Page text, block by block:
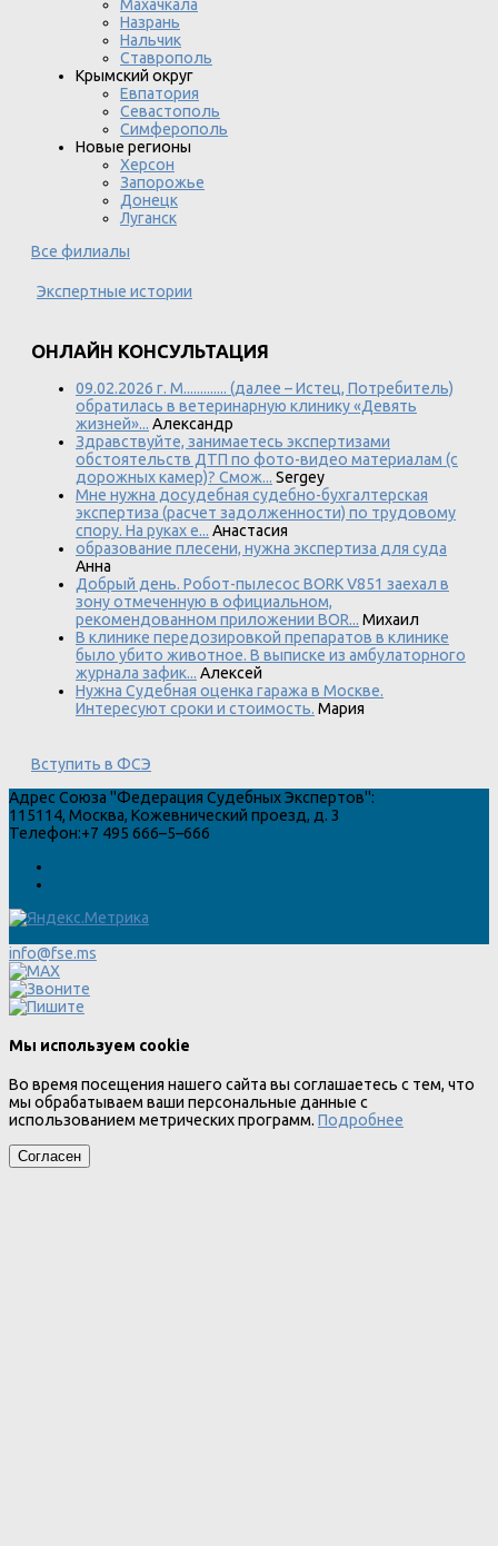
Махачкала
Назрань
Нальчик
Ставрополь
Крымский округ
Евпатория
Севастополь
Симферополь
Новые регионы
Херсон
Запорожье
Донецк
Луганск
Все филиалы
Экспертные истории
ОНЛАЙН КОНСУЛЬТАЦИЯ
09.02.2026 г. М............. (далее – Истец, Потребитель)
обратилась в ветеринарную клинику «Девять
жизней»... Александр
Здравствуйте, занимаетесь экспертизами
обстоятельств ДТП по фото-видео материалам (с
дорожных камер)? Смож... Sergey
Мне нужна досудебная судебно-бухгалтерская
экспертиза (расчет задолженности) по трудовому
спору. На руках е... Анастасия
образование плесени, нужна экспертиза для суда
Анна
Добрый день. Робот-пылесос BORK V851 заехал в
зону отмеченную в официальном,
рекомендованном приложении BOR... Михаил
В клинике передозировкой препаратов в клинике
было убито животное. В выписке из амбулаторного
журнала зафик... Алексей
Нужна Судебная оценка гаража в Москве.
Интересуют сроки и стоимость. Мария
Вступить в ФСЭ
Адрес Союза "Федерация Судебных Экспертов":
115114, Москва, Кожевнический проезд, д. 3
Телефон:+7 495 666–5–666
info@fse.ms
Мы используем cookie
Во время посещения нашего сайта вы соглашаетесь с тем, что
мы обрабатываем ваши персональные данные с
использованием метрических программ. Подробнее
Согласен